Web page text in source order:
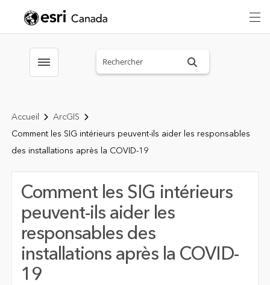
Toggle menubar
Accueil
ArcGIS
Comment les SIG intérieurs peuvent-ils aider les responsables
des installations après la COVID-19
Comment les SIG intérieurs
peuvent-ils aider les
responsables des
installations après la COVID-
19